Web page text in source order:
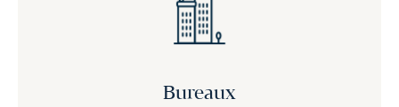
Bureaux